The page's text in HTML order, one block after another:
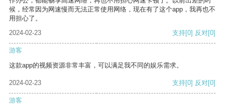
候，经常因为网速慢而无法正常使用网络，现在有了这个app，我再也不
用担心了。
2024-02-23
支持[0] 反对[0]
游客
这款app的视频资源非常丰富，可以满足我不同的娱乐需求。
2024-02-23 支持[0] 反对[0]
游客